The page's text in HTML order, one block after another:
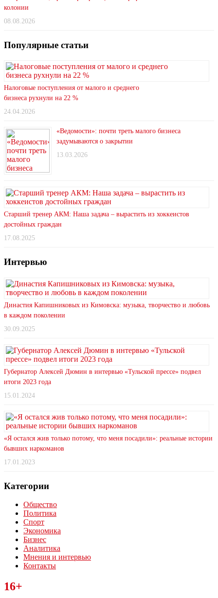
колонии
08.08.2026
Популярные статьи
Налоговые поступления от малого и среднего
бизнеса рухнули на 22 %
24.04.2026
«Ведомости»: почти треть малого бизнеса
задумываются о закрытии
13.03.2026
Старший тренер АКМ: Наша задача – вырастить из хоккеистов
достойных граждан
17.08.2025
Интервью
Династия Капишниковых из Кимовска: музыка, творчество и любовь
в каждом поколении
30.09.2025
Губернатор Алексей Дюмин в интервью «Тульской прессе» подвел
итоги 2023 года
15.01.2024
«Я остался жив только потому, что меня посадили»: реальные истории
бывших наркоманов
17.01.2023
Категории
Общество
Политика
Спорт
Экономика
Бизнес
Аналитика
Мнения и интервью
Контакты
Читайте последние новости дня в Тульской области на сайте
“ЗаНовомосковск”
16+